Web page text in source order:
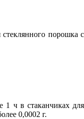
порошка с
ч в стаканчиках для
0,0002 г.